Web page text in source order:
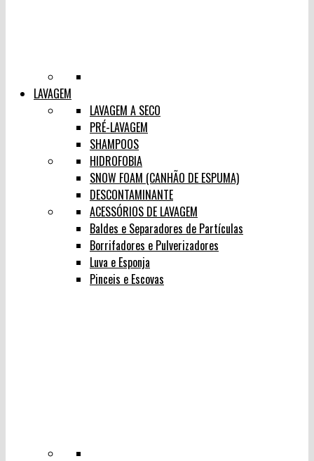
LAVAGEM
LAVAGEM A SECO
PRÉ-LAVAGEM
SHAMPOOS
HIDROFOBIA
SNOW FOAM (CANHÃO DE ESPUMA)
DESCONTAMINANTE
ACESSÓRIOS DE LAVAGEM
Baldes e Separadores de Partículas
Borrifadores e Pulverizadores
Luva e Esponja
Pinceis e Escovas